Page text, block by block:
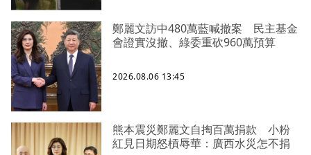
鄭麗文訪中480萬藍喊撤案 民主基金
會證實沒撤、綠委重砍960萬預算
2026.08.06 13:45
熊本震災鄭麗文自掏百萬捐款 小粉
紅見日期怒槓辱華：廣西水災怎不捐